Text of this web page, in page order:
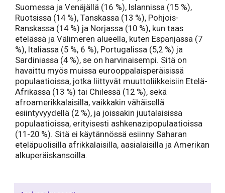
Suomessa ja Venäjällä (16 %), Islannissa (15 %),
Ruotsissa (14 %), Tanskassa (13 %), Pohjois-
Ranskassa (14 %) ja Norjassa (10 %), kun taas
etelässä ja Välimeren alueella, kuten Espanjassa (7
%), Italiassa (5 %, 6 %), Portugalissa (5,2 %) ja
Sardiniassa (4 %), se on harvinaisempi. Sitä on
havaittu myös muissa eurooppalaisperäisissä
populaatioissa, jotka liittyvät muuttoliikkeisiin Etelä-
Afrikassa (13 %) tai Chilessä (12 %), sekä
afroamerikkalaisilla, vaikkakin vähäisellä
esiintyvyydellä (2 %), ja joissakin juutalaisissa
populaatioissa, erityisesti ashkenazipopulaatioissa
(11-20 %). Sitä ei käytännössä esiinny Saharan
eteläpuolisilla afrikkalaisilla, aasialaisilla ja Amerikan
alkuperäiskansoilla.